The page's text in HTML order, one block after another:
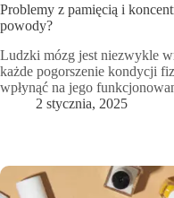
Problemy z pamięcią i
powody?
Ludzki mózg jest niezwykle
każde pogorszenie kondycji
wpłynąć na jego
2 stycznia, 2025